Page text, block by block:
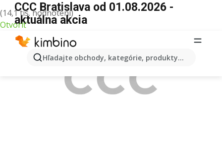
(14,1 tis. hodnotení)
Otvoriť
Hľadajte obchody, kategórie, produkty...
CCC Bratislava od 01.08.2026 -
aktuálna akcia